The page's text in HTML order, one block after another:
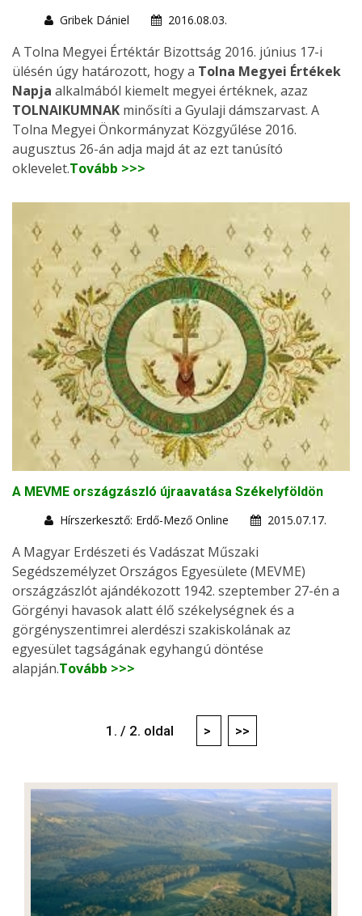
Gribek Dániel
2016.08.03.
A Tolna Megyei Értéktár Bizottság 2016. június 17-i
ülésén úgy határozott, hogy a Tolna Megyei Értékek
Napja alkalmából kiemelt megyei értéknek, azaz
TOLNAIKUMNAK minősíti a Gyulaji dámszarvast. A
Tolna Megyei Önkormányzat Közgyűlése 2016.
augusztus 26-án adja majd át az ezt tanúsító
oklevelet.Tovább >>>
A MEVME országzászló újraavatása Székelyföldön
Hírszerkesztő: Erdő-Mező Online
2015.07.17.
A Magyar Erdészeti és Vadászat Műszaki
Segédszemélyzet Országos Egyesülete (MEVME)
országzászlót ajándékozott 1942. szeptember 27-én a
Görgényi havasok alatt élő székelységnek és a
görgényszentimrei alerdészi szakiskolának az
egyesület tagságának egyhangú döntése
alapján.Tovább >>>
1. / 2. oldal > >>